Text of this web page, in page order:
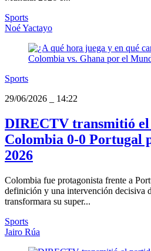
Sports
Noé Yactayo
Sports
29/06/2026
14:22
DIRECTV transmitió
Colombia 0-0 Portugal
2026
Colombia fue protagonista frente a
definición y una intervención decisiva
transformara su super...
Sports
Jairo Rúa